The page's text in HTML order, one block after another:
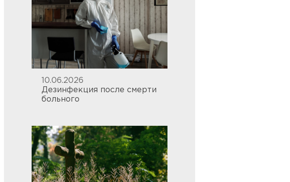
10.06.2026
Дезинфекция после смерти
больного